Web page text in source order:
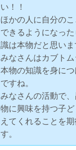
い！！
ほかの人に自分の
できるようになっ
識は本物だと思いま
みなさんはカブト
本物の知識を身に
ですね。
みなさんの活動で
物に興味を持つ子
えてくれることを
す。